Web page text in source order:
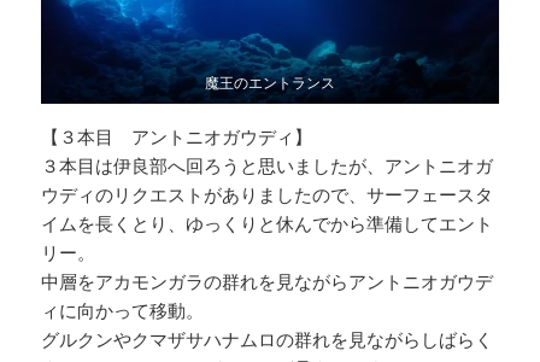
魔王のエントランス
【３本目 アントニオガウディ】
３本目は伊良部へ回ろうと思いましたが、アントニオガ
ウディのリクエストがありましたので、サーフェースタ
イムを長くとり、ゆっくりと休んでから準備してエント
リー。
中層をアカモンガラの群れを見ながらアントニオガウデ
ィに向かって移動。
グルクンやクマザサハナムロの群れを見ながらしばらく